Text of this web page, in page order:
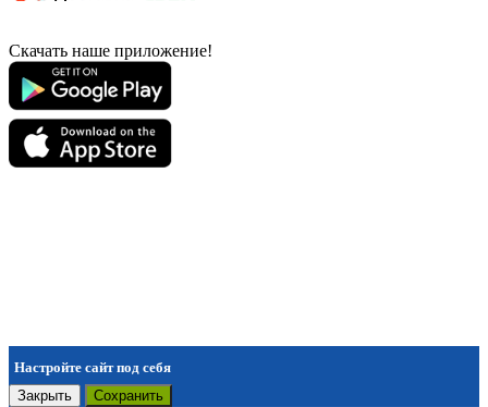
Скачать наше приложение!
Настройте сайт под себя
Закрыть
Сохранить